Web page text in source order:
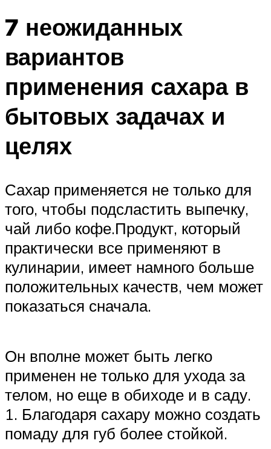
7 неожиданных
вариантов
применения сахара в
бытовых задачах и
целях
Сахар применяется не только для
того, чтобы подсластить выпечку,
чай либо кофе.Продукт, который
практически все применяют в
кулинарии, имеет намного больше
положительных качеств, чем может
показаться сначала.
Он вполне может быть легко
применен не только для ухода за
телом, но еще в обиходе и в саду.
1. Благодаря сахару можно создать
помаду для губ более стойкой.